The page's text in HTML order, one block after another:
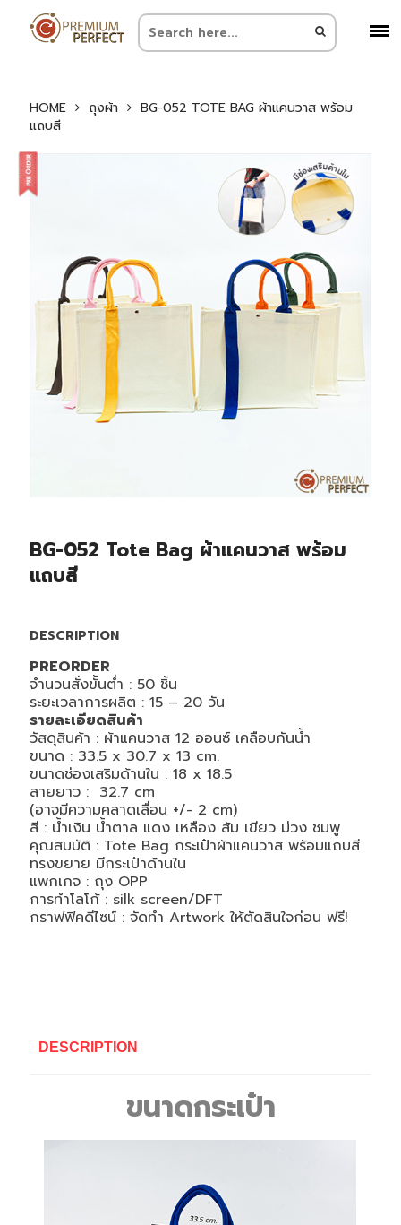
HOME ถุงผ้า
BG-052 TOTE BAG ผ้าแคนวาส พร้อม
แถบสี
BG-052 Tote Bag ผ้าแคนวาส พร้อม
แถบสี
DESCRIPTION
PREORDER
จำนวนสั่งขั้นต่ำ : 50 ชิ้น
ระยะเวลาการผลิต : 15 – 20 วัน
รายละเอียดสินค้า
วัสดุสินค้า : ผ้าแคนวาส 12 ออนซ์ เคลือบกันน้ำ
ขนาด : 33.5 x 30.7 x 13 cm.
ขนาดช่องเสริมด้านใน : 18 x 18.5
สายยาว : 32.7 cm
(อาจมีความคลาดเลื่อน +/- 2 cm)
สี : น้ำเงิน น้ำตาล แดง เหลือง ส้ม เขียว ม่วง ชมพู
คุณสมบัติ : Tote Bag กระเป๋าผ้าแคนวาส พร้อมแถบสี
ทรงขยาย มีกระเป๋าด้านใน
แพกเกจ : ถุง OPP
การทำโลโก้ : silk screen/DFT
กราฟฟิคดีไซน์ : จัดทำ Artwork ให้ตัดสินใจก่อน ฟรี!
DESCRIPTION
ขนาดกระเป๋า